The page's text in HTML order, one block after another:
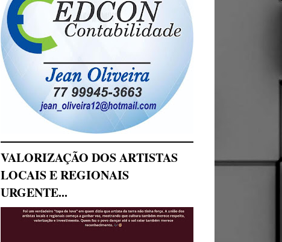
VALORIZAÇÃO DOS ARTISTAS
LOCAIS E REGIONAIS
URGENTE...